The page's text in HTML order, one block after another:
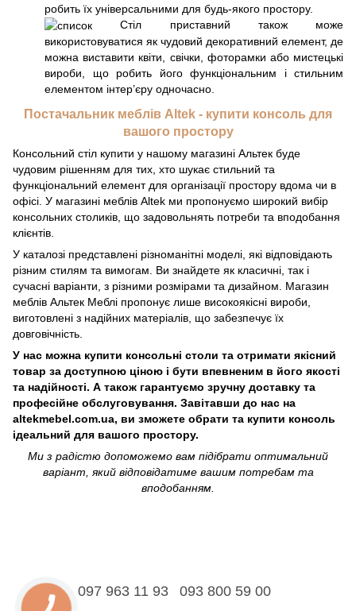
робить їх універсальними для будь-якого простору.
Стіл приставний також може
використовуватися як чудовий декоративний елемент, де
можна виставити квіти, свічки, фоторамки або мистецькі
вироби, що робить його функціональним і стильним
елементом інтер’єру одночасно.
Постачальник меблів Altek - купити консоль для
вашого простору
Консольний стіл купити у нашому магазині Альтек буде
чудовим рішенням для тих, хто шукає стильний та
функціональний елемент для організації простору вдома чи в
офісі. У магазині меблів Altek ми пропонуємо широкий вибір
консольних столиків, що задовольнять потреби та вподобання
клієнтів.
У каталозі представлені різноманітні моделі, які відповідають
різним стилям та вимогам. Ви знайдете як класичні, так і
сучасні варіанти, з різними розмірами та дизайном. Магазин
меблів Альтек Меблі пропонує лише високоякісні вироби,
виготовлені з надійних матеріалів, що забезпечує їх
довговічність.
У нас можна купити консольні столи та отримати якісний
товар за доступною ціною і бути впевненим в його якості
та надійності. А також гарантуємо зручну доставку та
професійне обслуговування. Завітавши до нас на
altekmebel.com.ua, ви зможете обрати та купити консоль
ідеальний для вашого простору.
Ми з радістю допоможемо вам підібрати оптимальний
варіант, який відповідатиме вашим потребам та
вподобанням.
097 963 11 93 093 800 59 00